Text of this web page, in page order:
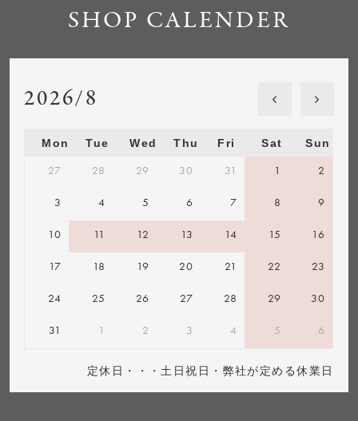
SHOP CALENDER
2026/8
Mon Tue Wed Thu Fri Sat Sun
27 28 29 30 31 1 2
3 4 5 6 7 8 9
10 11 12 13 14 15 16
17 18 19 20 21 22 23
24 25 26 27 28 29 30
31 1 2 3 4 5 6
定休日・・・土日祝日・弊社が定める休業日